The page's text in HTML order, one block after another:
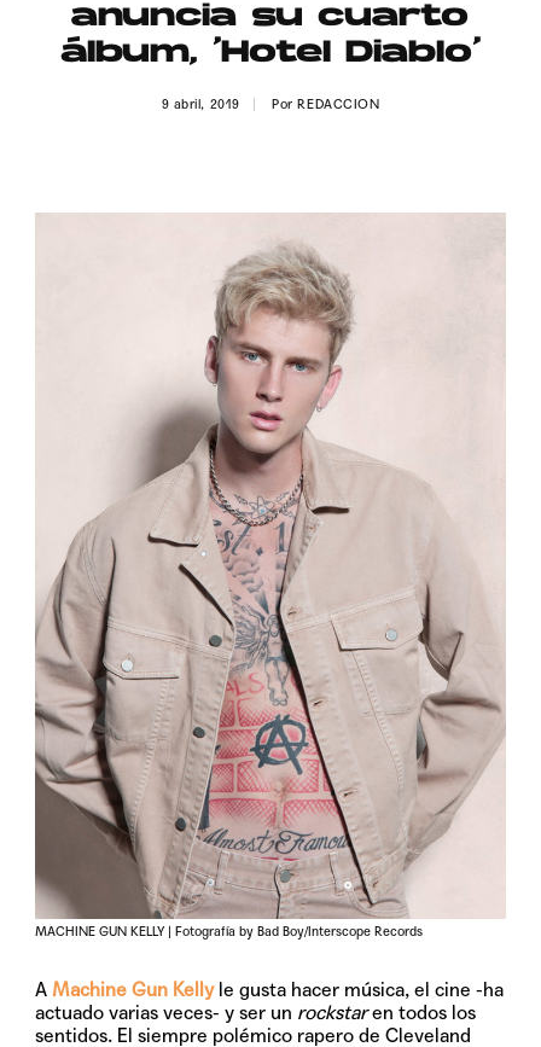
Contacto
anuncia su cuarto
álbum, ‘Hotel Diablo’
9 abril, 2019 PorREDACCION
MACHINE GUN KELLY | Fotografía by Bad Boy/Interscope Records
AMachine Gun Kellyle gusta hacer música, el cine -ha
actuado varias veces- y ser un rockstaren todos los
sentidos. El siempre polémico rapero de Cleveland